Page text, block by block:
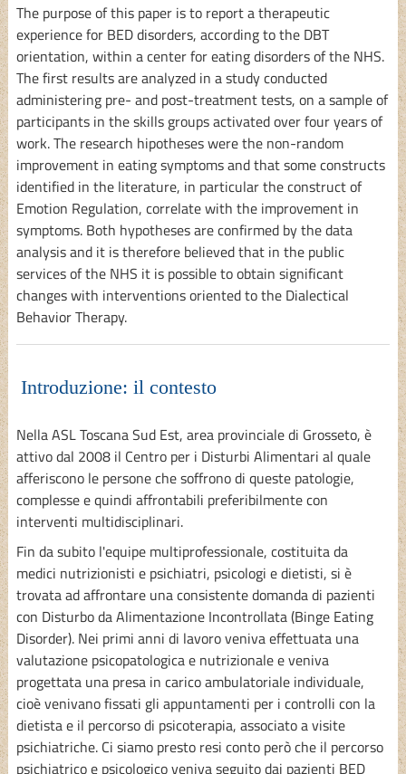
The purpose of this paper is to report a therapeutic
experience for BED disorders, according to the DBT
orientation, within a center for eating disorders of the NHS.
The first results are analyzed in a study conducted
administering pre- and post-treatment tests, on a sample of
participants in the skills groups activated over four years of
work. The research hipotheses were the non-random
improvement in eating symptoms and that some constructs
identified in the literature, in particular the construct of
Emotion Regulation, correlate with the improvement in
symptoms. Both hypotheses are confirmed by the data
analysis and it is therefore believed that in the public
services of the NHS it is possible to obtain significant
changes with interventions oriented to the Dialectical
Behavior Therapy.
Introduzione: il contesto
Nella ASL Toscana Sud Est, area provinciale di Grosseto, è
attivo dal 2008 il Centro per i Disturbi Alimentari al quale
afferiscono le persone che soffrono di queste patologie,
complesse e quindi affrontabili preferibilmente con
interventi multidisciplinari.
Fin da subito l'equipe multiprofessionale, costituita da
medici nutrizionisti e psichiatri, psicologi e dietisti, si è
trovata ad affrontare una consistente domanda di pazienti
con Disturbo da Alimentazione Incontrollata (Binge Eating
Disorder). Nei primi anni di lavoro veniva effettuata una
valutazione psicopatologica e nutrizionale e veniva
progettata una presa in carico ambulatoriale individuale,
cioè venivano fissati gli appuntamenti per i controlli con la
dietista e il percorso di psicoterapia, associato a visite
psichiatriche. Ci siamo presto resi conto però che il percorso
psichiatrico e psicologico veniva seguito dai pazienti BED